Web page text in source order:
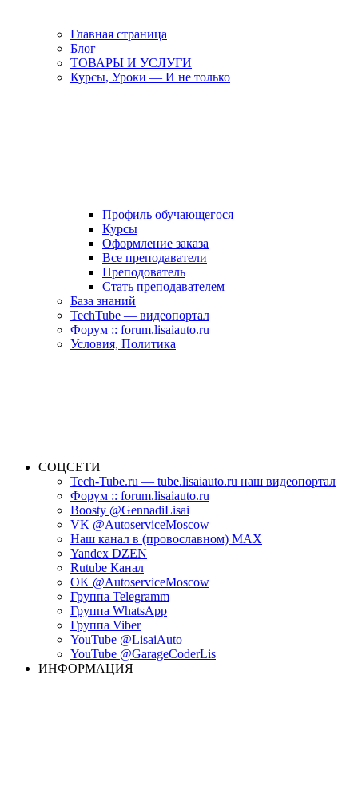
Главная страница
Блог
ТОВАРЫ И УСЛУГИ
Курсы, Уроки — И не только
Профиль обучающегося
Курсы
Оформление заказа
Все преподаватели
Преподователь
Стать преподавателем
База знаний
TechTube — видеопортал
Форум :: forum.lisaiauto.ru
Условия, Политика
СОЦСЕТИ
Tech-Tube.ru — tube.lisaiauto.ru наш видеопортал
Форум :: forum.lisaiauto.ru
Boosty @GennadiLisai
VK @AutoserviceMoscow
Наш канал в (провославном) MAX
Yandex DZEN
Rutube Канал
OK @AutoserviceMoscow
Группа Telegramm
Группа WhatsApp
Группа Viber
YouTube @LisaiAuto
YouTube @GarageCoderLis
ИНФОРМАЦИЯ